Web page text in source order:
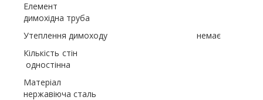
Елемент
димохідна труба
Утеплення димоходу немає
Кількість стін
одностінна
Матеріал
нержавіюча сталь